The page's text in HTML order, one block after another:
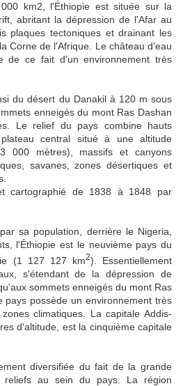
km2, l'Éthiopie est située sur la
abritant la dépression de l'Afar au
plaques tectoniques et drainant les
Corne de l'Afrique. Le château d’eau
de ce fait d'un environnement très
du désert du Danakil à 120 m sous
enneigés du mont Ras Dashan
Le relief du pays combine hauts
central situé à une altitude
000 mètres), massifs et canyons
savanes, zones désertiques et
cartographié de 1838 à 1848 par
sa population, derrière le Nigeria,
l'Éthiopie est le neuvième pays du
(1 127 127 km2). Essentiellement
s'étendant de la dépression de
sommets enneigés du mont Ras
pays possède un environnement très
climatiques. La capitale Addis-
d'altitude, est la cinquième capitale
diversifiée du fait de la grande
au sein du pays. La région